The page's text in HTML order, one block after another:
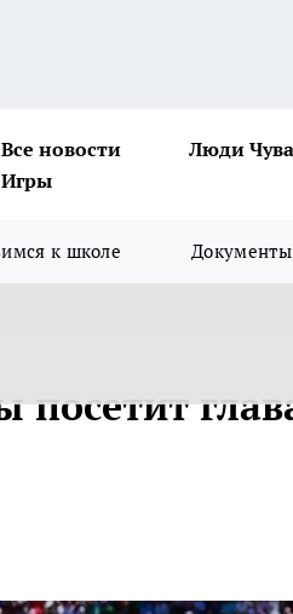
Все новости Люди
Игры
к школе Документы
посетит